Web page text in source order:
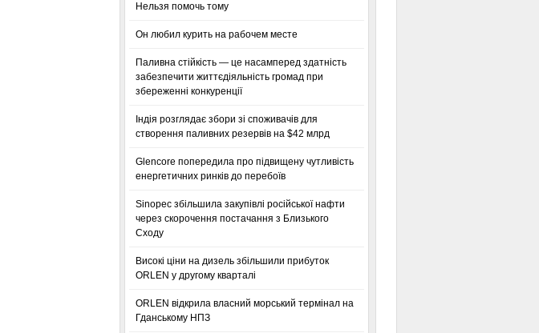
Нельзя помочь тому
Он любил курить на рабочем месте
Паливна стійкість — це насамперед здатність
забезпечити життєдіяльність громад при
збереженні конкуренції
Індія розглядає збори зі споживачів для
створення паливних резервів на $42 млрд
Glencore попередила про підвищену чутливість
енергетичних ринків до перебоїв
Sinopec збільшила закупівлі російської нафти
через скорочення постачання з Близького
Сходу
Високі ціни на дизель збільшили прибуток
ORLEN у другому кварталі
ORLEN відкрила власний морський термінал на
Гданському НПЗ